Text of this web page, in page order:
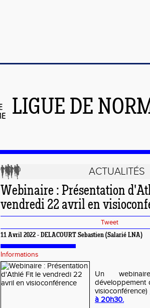
LIGUE DE
ACTUALITÉS
Webinaire : Présentation
vendredi 22 avril en
Tweet
11 Avril 2022 - DELACOURT Sebastien (Salarié LNA)
Informations
Un
développement
visioconférence)
à 20h30.